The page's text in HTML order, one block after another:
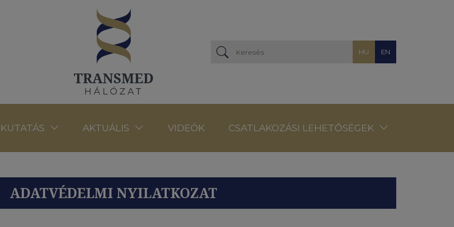
HU EN
KUTATÁS AKTUÁLIS VIDEÓK CSATLAKOZÁSI LEHETŐSÉGEK
ADATVÉDELMI NYILATKOZAT